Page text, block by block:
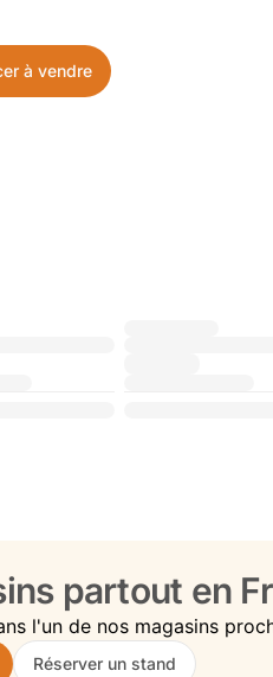
à vendre
partout en
l'un de nos magasins
Réserver un stand